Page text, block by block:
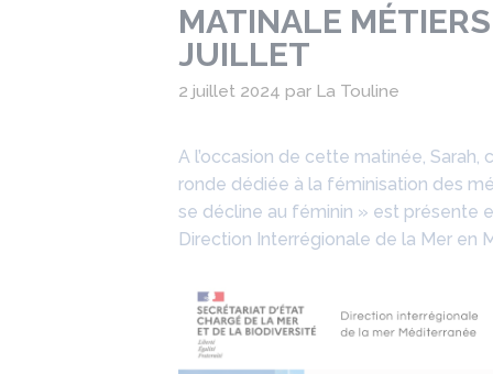
MATINALE
JUILLET
2 juillet 2024 par La Touline
A l’occasion de cette matinée,
ronde dédiée à la féminisation des
se décline au féminin » est présente
Direction Interrégionale de la Mer en